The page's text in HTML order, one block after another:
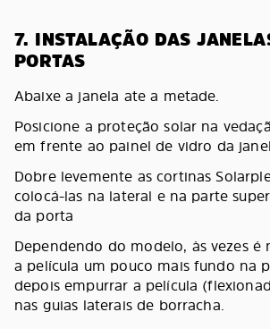
7. INSTALAÇÃO DAS
PORTAS
Abaixe a janela ate a metade.
Posicione a proteção solar na
em frente ao painel de vidro da
Dobre levemente as cortinas
colocá-las na lateral e na parte
da porta
Dependendo do modelo, às vezes é
a película um pouco mais fundo na
depois empurrar a película
nas guias laterais de borracha.